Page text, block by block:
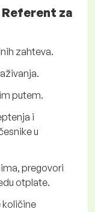
za
zahteva.
putem.
i
u
pregovori
otplate.
količine